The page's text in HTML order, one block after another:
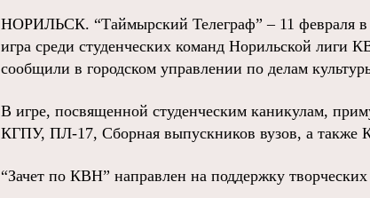
НОРИЛЬСК. “Таймырский Телеграф” – 11 февраля в
игра среди студенческих команд Норильской
сообщили в городском управлении по делам
В игре, посвященной студенческим каникулам,
КГПУ, ПЛ-17, Сборная выпускников вузов, а
“Зачет по КВН” направлен на поддержку